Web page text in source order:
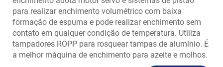
para realizar enchimento volumétrico com baixa
formação de espuma e pode realizar enchimento sem
contato em qualquer condição de temperatura. Utiliza
tampadores ROPP para rosquear tampas de alumínio. É
a melhor máquina de enchimento para azeite e molhos.